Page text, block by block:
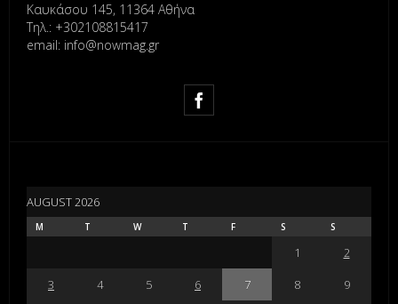
Καυκάσου 145, 11364 Αθήνα
Τηλ.: +302108815417
email: info@nowmag.gr
AUGUST 2026
M T W T F S S
1
2
3
4 5 6 7 8
9